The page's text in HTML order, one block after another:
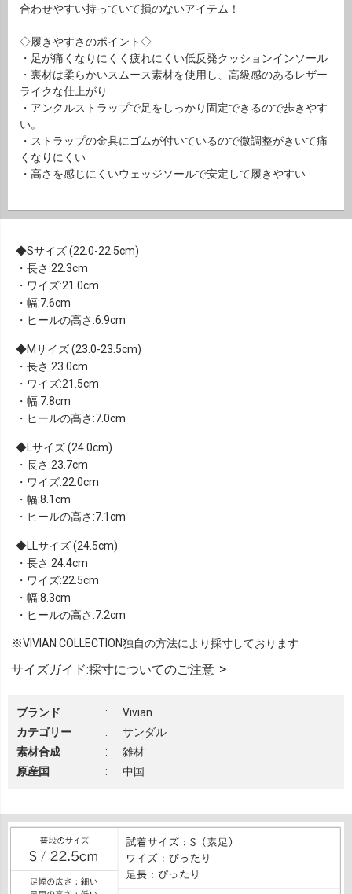
合わせやすい持っていて損のないアイテム！
◇履きやすさのポイント◇
・足が痛くなりにくく疲れにくい低反発クッションインソール
・裏材は柔らかいスムース素材を使用し、高級感のあるレザー
ライクな仕上がり
・アンクルストラップで足をしっかり固定できるので歩きやす
い。
・ストラップの金具にゴムが付いているので微調整がきいて痛
くなりにくい
・高さを感じにくいウェッジソールで安定して履きやすい
Sサイズ (22.0-22.5cm)
・長さ:22.3cm
・ワイズ:21.0cm
・幅:7.6cm
・ヒールの高さ:6.9cm
Mサイズ (23.0-23.5cm)
・長さ:23.0cm
・ワイズ:21.5cm
・幅:7.8cm
・ヒールの高さ:7.0cm
Lサイズ (24.0cm)
・長さ:23.7cm
・ワイズ:22.0cm
・幅:8.1cm
・ヒールの高さ:7.1cm
LLサイズ (24.5cm)
・長さ:24.4cm
・ワイズ:22.5cm
・幅:8.3cm
・ヒールの高さ:7.2cm
※VIVIAN COLLECTION独自の方法により採寸しております
サイズガイド:採寸についてのご注意
ブランド :
Vivian
カテゴリー
:
サンダル
素材合成
:
雑材
原産国
: 中国